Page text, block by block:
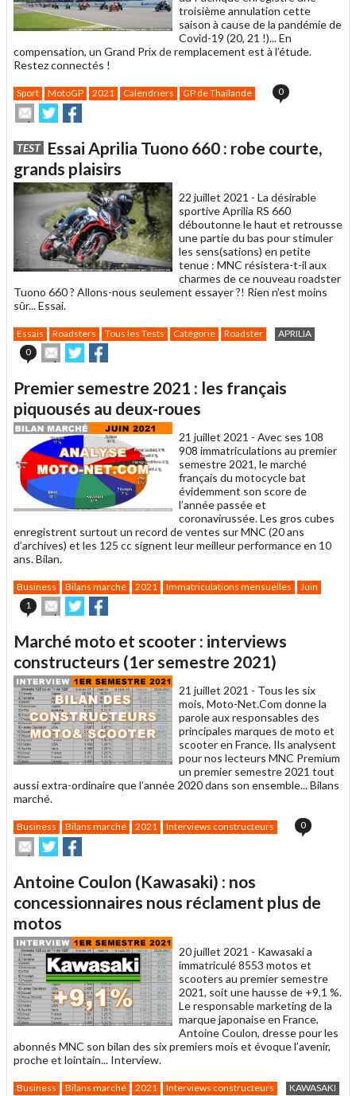
troisième annulation cette
saison à cause de la pandémie de
Covid-19 (20, 21 !)... En
compensation, un Grand Prix de remplacement est à l’étude.
Restez connectés !
Sport MotoGP 2021 Calendriers GP de Thaïlande 0
Envoyer
cet
à
un
ami
Partager
sur
sur
TEST Essai Aprilia Tuono 660 : robe courte,
grands plaisirs
22 juillet 2021 - La désirable
sportive Aprilia RS 660
déboutonne le haut et retrousse
une partie du bas pour stimuler
les sens(sations) en petite
tenue : MNC résistera-t-il aux
charmes de ce nouveau roadster
Tuono 660 ? Allons-nous seulement essayer ?! Rien n'est moins
sûr... Essai.
Essais Roadsters Tous les Tests Catégorie Roadster
APRILIA
0
Envoyer
cet
à
un
ami
Partager
sur sur
Premier semestre 2021 : les français
piquousés au deux-roues
21 juillet 2021 - Avec ses 108
908 immatriculations au premier
semestre 2021, le marché
français du motocycle bat
évidemment son score de
l’année passée et
coronavirussée. Les gros cubes
enregistrent surtout un record de ventes sur MNC (20 ans
d’archives) et les 125 cc signent leur meilleur performance en 10
ans. Bilan.
Business Bilans marché 2021 Immatriculations mensuelles
Juin
1
Envoyer
cet
à
un
ami
Partager
sur sur
Marché moto et scooter : interviews
constructeurs (1er semestre 2021)
21 juillet 2021 - Tous les six
mois, Moto-Net.Com donne la
parole aux responsables des
principales marques de moto et
scooter en France. Ils analysent
pour nos lecteurs MNC Premium
un premier semestre 2021 tout
aussi extra-ordinaire que l’année 2020 dans son ensemble... Bilans
marché.
Business Bilans marché 2021 Interviews constructeurs 0
Envoyer
cet
à
un
ami
Partager
sur
sur
Antoine Coulon (Kawasaki) : nos
concessionnaires nous réclament plus de
motos
20 juillet 2021 - Kawasaki a
immatriculé 8553 motos et
scooters au premier semestre
2021, soit une hausse de +9,1 %.
Le responsable marketing de la
marque japonaise en France,
Antoine Coulon, dresse pour les
abonnés MNC son bilan des six premiers mois et évoque l’avenir,
proche et lointain... Interview.
Business Bilans marché 2021 Interviews constructeurs
KAWASAKI